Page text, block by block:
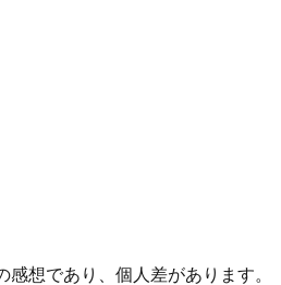
想であり、個人差があります。